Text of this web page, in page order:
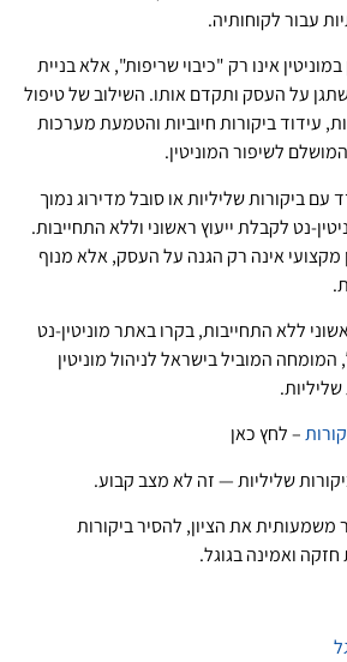
עבור לקוחותיה.
אינו רק "כיבוי שריפות", אלא בניית
על העסק ותקדם אותו. השילוב של טיפול
עידוד ביקורות חיוביות והטמעת מערכות
לשיפור המוניטין.
ביקורות שליליות או סובל מדירוג נמוך
נט לקבלת ייעוץ ראשוני וללא התחייבות.
מקצועי אינה רק הגנה על העסק, אלא מנוף
ללא התחייבות, בקרו באתר מוניטין-נט
המוביל בישראל לניהול מוניטין
– לחץ כאן
שליליות — זה לא מצב קבוע.
משמעותית את הציון, להסיר ביקורות
ואמינה בגוגל.